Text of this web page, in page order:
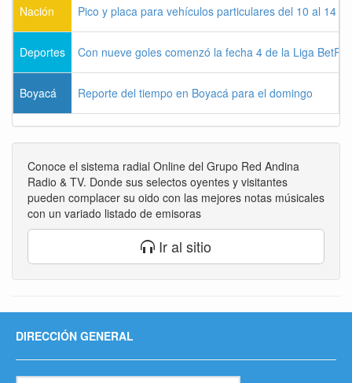
Nación Pico y placa para vehículos particulares del 10 al 14
Deportes Con nueve goles comenzó la fecha 4 de la Liga
Boyacá Reporte del tiempo en Boyacá para el domingo
Conoce el sistema radial Online del Grupo Red Andina
Radio & TV. Donde sus selectos oyentes y visitantes
pueden complacer su oido con las mejores notas músicales
con un variado listado de emisoras
Ir al sitio
DIRECCIÓN GENERAL